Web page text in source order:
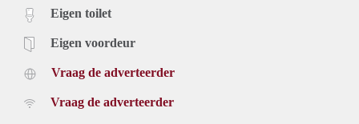
Eigen toilet
Eigen voordeur
Vraag de adverteerder
Vraag de adverteerder